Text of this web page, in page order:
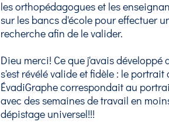
les orthopédagogues et les
sur les bancs d'école pour effectuer
recherche afin de le valider.
Dieu merci! Ce que j'avais
s'est révélé valide et fidèle : le portrait
ÉvadiGraphe correspondait au
avec des semaines de travail en
dépistage universel!!!